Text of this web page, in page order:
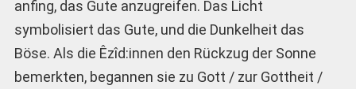
anfing, das Gute anzugreifen. Das Licht
symbolisiert das Gute, und die Dunkelheit das
Böse. Als die Êzîd:innen den Rückzug der Sonne
bemerkten, begannen sie zu Gott / zur Gottheit /